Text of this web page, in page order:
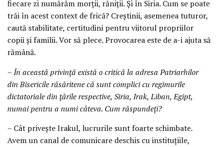
fiecare zi numărăm morții, răniții. Și în Siria. Cum se poate
trăi în acest context de frică? Creștinii, asemenea tuturor,
caută stabilitate, certitudini pentru viitorul propriilor
copii și familii. Vor să plece. Provocarea este de a-i ajuta să
rămână.
– În această privință există o critică la adresa Patriarhilor
din Bisericile răsăritene că sunt complici cu regimurile
dictatoriale din țările respective, Siria, Irak, Liban, Egipt,
numai pentru a numi câteva. Cum răspundeți?
– Cât privește Irakul, lucrurile sunt foarte schimbate.
Avem un canal de comunicare deschis cu instituțiile,